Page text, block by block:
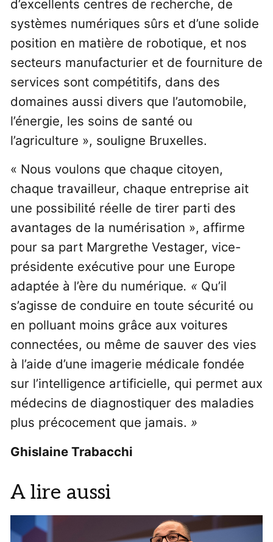
d’excellents centres de recherche, de
systèmes numériques sûrs et d’une solide
position en matière de robotique, et nos
secteurs manufacturier et de fourniture de
services sont compétitifs, dans des
domaines aussi divers que l’automobile,
l’énergie, les soins de santé ou
l’agriculture », souligne Bruxelles.
« Nous voulons que chaque citoyen,
chaque travailleur, chaque entreprise ait
une possibilité réelle de tirer parti des
avantages de la numérisation », affirme
pour sa part Margrethe Vestager, vice-
présidente exécutive pour une Europe
adaptée à l’ère du numérique. « Qu’il
s’agisse de conduire en toute sécurité ou
en polluant moins grâce aux voitures
connectées, ou même de sauver des vies
à l’aide d’une imagerie médicale fondée
sur l’intelligence artificielle, qui permet aux
médecins de diagnostiquer des maladies
plus précocement que jamais. »
Ghislaine Trabacchi
A lire aussi